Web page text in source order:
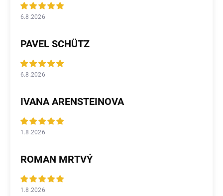
6.8.2026
PAVEL SCHÜTZ
6.8.2026
IVANA ARENSTEINOVA
1.8.2026
ROMAN MRTVÝ
1.8.2026